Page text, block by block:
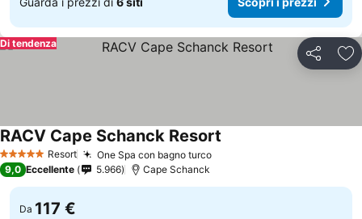
Condividi
Di tendenza
5 Stelle Resort One Spa con bagno turco
RACV Cape Schanck Resort
9,0 Eccellente 5.966 Cape Schanck
Da 117 €